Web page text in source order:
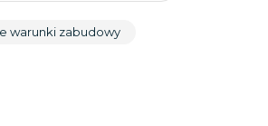
warunki zabudowy